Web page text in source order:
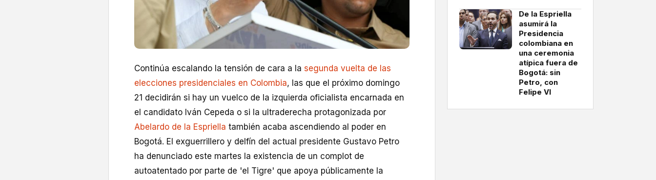
Continúa escalando la tensión de cara a la segunda vuelta de las
elecciones presidenciales en Colombia, las que el próximo domingo
21 decidirán si hay un vuelco de la izquierda oficialista encarnada en
el candidato Iván Cepeda o si la ultraderecha protagonizada por
Abelardo de la Espriella también acaba ascendiendo al poder en
Bogotá. El exguerrillero y delfín del actual presidente Gustavo Petro
ha denunciado este martes la existencia de un complot de
autoatentado por parte de 'el Tigre' que apoya públicamente la
De la Espriella
asumirá la
Presidencia
colombiana en
una ceremonia
atípica fuera de
Bogotá: sin
Petro, con
Felipe VI